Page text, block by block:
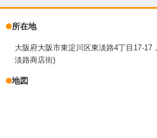
所在地
大阪府大阪市東淀川区東淡路4丁目17-17
淡路商店街)
地図